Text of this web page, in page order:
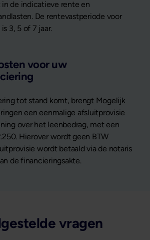
de indicatieve rente en
De rentevastperiode voor
3, 5 of 7 jaar.
voor uw
tot stand komt, brengt Mogelijk
een eenmalige afsluitprovisie
over het leenbedrag, met een
Hierover wordt geen BTW
wordt betaald via de notaris
de financieringsakte.
vragen